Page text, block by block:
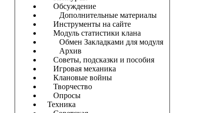
Обсуждение
Дополнительные материалы
Инструменты на сайте
Модуль статистики клана
Обмен Закладками для модуля
Архив
Советы, подсказки и пособия
Игровая механика
Клановые войны
Творчество
Опросы
Техника